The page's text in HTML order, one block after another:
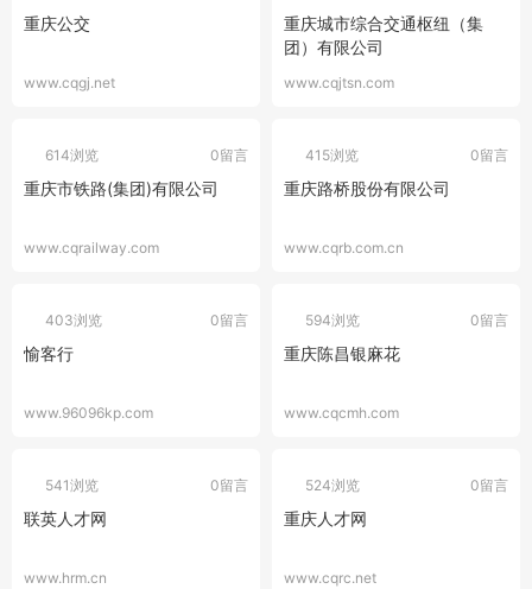
重庆公交
www.cqgj.net
重庆城市综合交通枢纽（集
团）有限公司
www.cqjtsn.com
0留言
614浏览
重庆市铁路(集团)有限公司
www.cqrailway.com
0留言
415浏览
重庆路桥股份有限公司
www.cqrb.com.cn
0留言
403浏览
愉客行
www.96096kp.com
0留言
594浏览
重庆陈昌银麻花
www.cqcmh.com
0留言
541浏览
联英人才网
www.hrm.cn
0留言
524浏览
重庆人才网
www.cqrc.net